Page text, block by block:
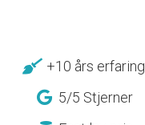
+10 års erfaring
5/5 Stjerner